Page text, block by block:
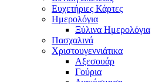
Ευχετήριες Κάρτες
Ημερολόγια
Ξύλινα Ημερολόγια
Πασχαλινά
Χριστουγεννιάτικα
Αξεσουάρ
Γούρια